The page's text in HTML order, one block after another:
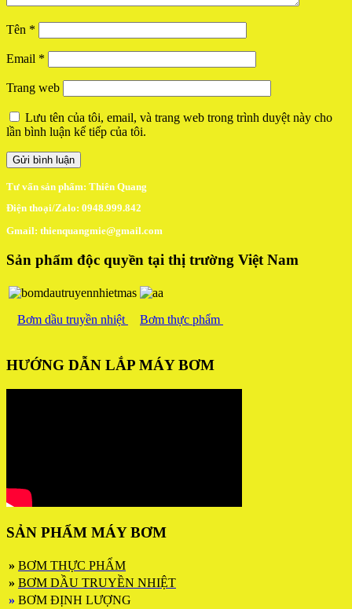
Tên *
Email *
Trang web
Lưu tên của tôi, email, và trang web trong trình duyệt này cho
lần bình luận kế tiếp của tôi.
Tư vấn sản phẩm: Thiên Quang
Điện thoại/Zalo: 0948.999.842
Gmail: thienquangmie@gmail.com
Sản phẩm độc quyền tại thị trường Việt Nam
Bơm dầu truyền nhiệt Bơm thực phẩm
HƯỚNG DẪN LẮP MÁY BƠM
SẢN PHẨM MÁY BƠM
» BƠM THỰC PHẨM
» BƠM DẦU TRUYỀN NHIỆT
» BƠM ĐỊNH LƯỢNG